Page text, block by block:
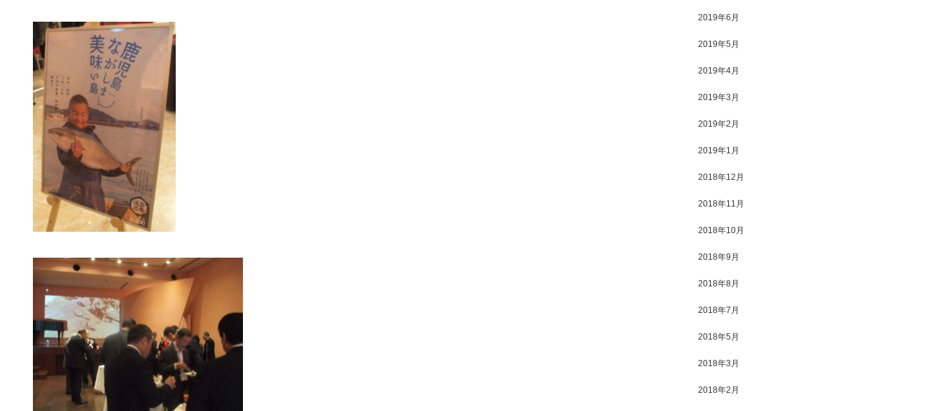
2019年6月
2019年5月
2019年4月
2019年3月
2019年2月
2019年1月
2018年12月
2018年11月
2018年10月
2018年9月
2018年8月
2018年7月
2018年5月
2018年3月
2018年2月